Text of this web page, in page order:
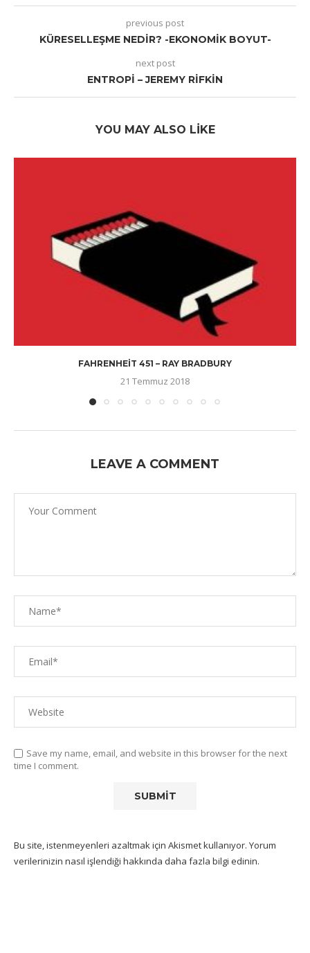
previous post
KÜRESELLEŞME NEDIR? -EKONOMIK BOYUT-
next post
ENTROPI – JEREMY RIFKIN
YOU MAY ALSO LIKE
FAHRENHEIT 451 – RAY BRADBURY
21 Temmuz 2018
LEAVE A COMMENT
Save my name, email, and website in this browser for the next
time I comment.
Bu site, istenmeyenleri azaltmak için Akismet kullanıyor. Yorum
verilerinizin nasıl işlendiği hakkında daha fazla bilgi edinin.